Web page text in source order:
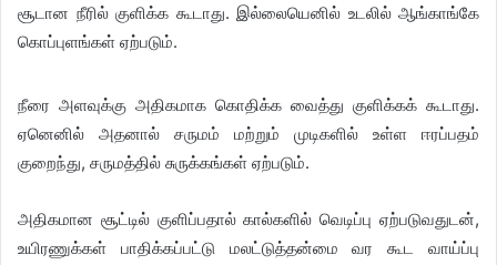
சூடான நீரில் குளிக்க கூடாது. இல்லையெனில் உடலில் ஆங்காங்கே
கொப்புளங்கள் ஏற்படும்.
நீரை அளவுக்கு அதிகமாக கொதிக்க வைத்து குளிக்கக் கூடாது.
ஏனெனில் அதனால் சருமம் மற்றும் முடிகளில் உள்ள ஈரப்பதம்
குறைந்து, சருமத்தில் சுருக்கங்கள் ஏற்படும்.
அதிகமான சூட்டில் குளிப்பதால் கால்களில் வெடிப்பு ஏற்படுவதுடன்,
உயிரணுக்கள் பாதிக்கப்பட்டு மலட்டுத்தன்மை வர கூட வாய்ப்பு